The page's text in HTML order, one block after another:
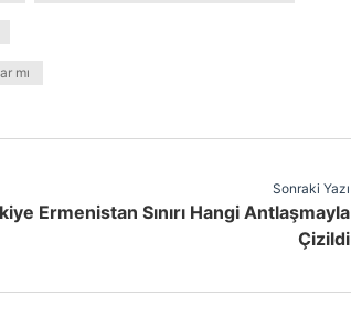
mı
Sonraki Yazı
Ermenistan Sınırı Hangi Antlaşmayla
Çizildi